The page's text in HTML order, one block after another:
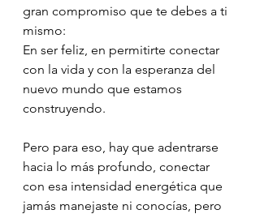
gran compromiso que te debes a ti
mismo:
En ser feliz, en permitirte conectar
con la vida y con la esperanza del
nuevo mundo que estamos
construyendo.
Pero para eso, hay que adentrarse
hacia lo más profundo, conectar
con esa intensidad energética que
jamás manejaste ni conocías, pero